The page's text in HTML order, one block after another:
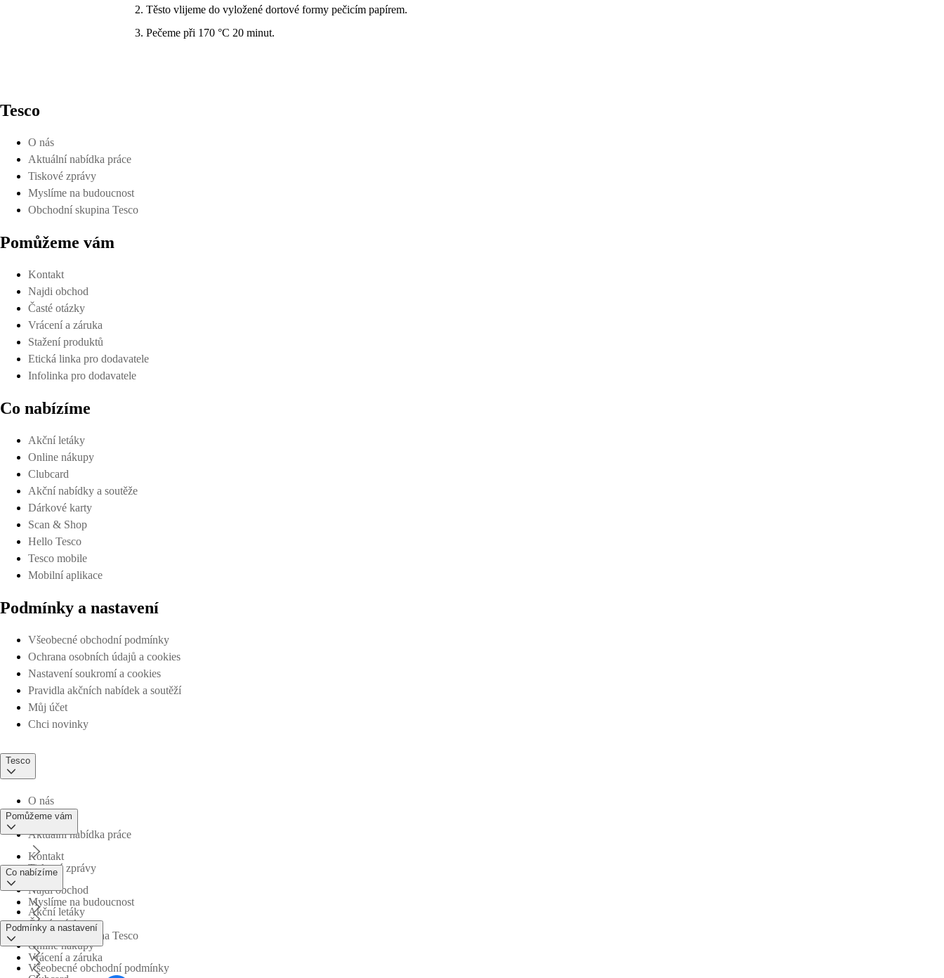
Těsto vlijeme do vyložené dortové formy pečicím papírem.
Pečeme při 170 °C 20 minut.
Tesco
O nás
Aktuální nabídka práce
Tiskové zprávy
Myslíme na budoucnost
Obchodní skupina Tesco
Pomůžeme vám
Kontakt
Najdi obchod
Časté otázky
Vrácení a záruka
Stažení produktů
Etická linka pro dodavatele
Infolinka pro dodavatele
Co nabízíme
Akční letáky
Online nákupy
Clubcard
Akční nabídky a soutěže
Dárkové karty
Scan & Shop
Hello Tesco
Tesco mobile
Mobilní aplikace
Podmínky a nastavení
Všeobecné obchodní podmínky
Ochrana osobních údajů a cookies
Nastavení soukromí a cookies
Pravidla akčních nabídek a soutěží
Můj účet
Chci novinky
Tesco
O nás
Aktuální nabídka práce
Tiskové zprávy
Myslíme na budoucnost
Obchodní skupina Tesco
Pomůžeme vám
Kontakt
Najdi obchod
Časté otázky
Vrácení a záruka
Co nabízíme
Akční letáky
Online nákupy
Podmínky a nastavení
Všeobecné obchodní podmínky